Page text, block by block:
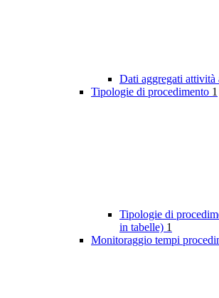
Dati aggregati attività
Tipologie di procedimento 1
Tipologie di
in tabelle) 1
Monitoraggio tempi